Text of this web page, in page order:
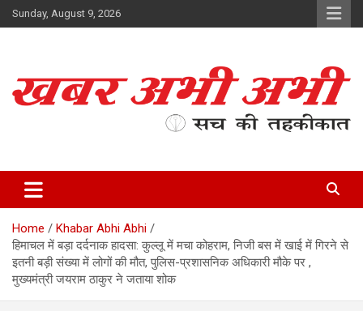
Skip
to
Sunday, August 9, 2026
Home
Khabar Abhi Abhi
हिमाचल में बड़ा दर्दनाक हादसा: कुल्लू में मचा कोहराम, निजी बस में खाई में गिरने से
इतनी बड़ी संख्या में लोगों की मौत, पुलिस-प्रशासनिक अधिकारी मौके पर ,
मुख्यमंत्री जयराम ठाकुर ने जताया शोक